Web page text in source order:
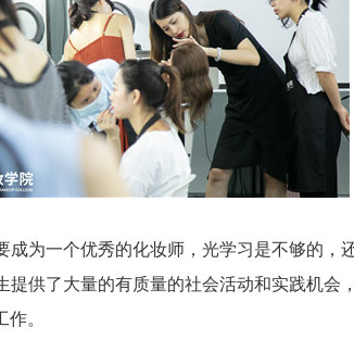
一个优秀的化妆师，光学习是不够的，
供了大量的有质量的社会活动和实践机会
。